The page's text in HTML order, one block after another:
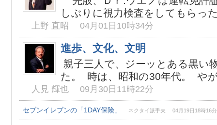
しぶりに視力検査をしてもらっ
上野 直昭 04月01日10時34分
進歩、文化、文明
親子三人で、ジーッとある黒い
た。 時は、昭和の30年代。 や
人見 輝也 09月30日11時22分
セブンイレブンの「1DAY保険」 ネクタイ派手夫 04月19日18時16分